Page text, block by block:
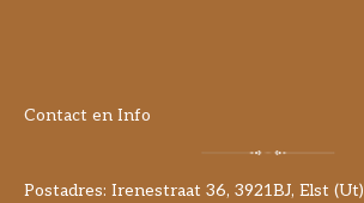
Contact en Info
Postadres: Irenestraat 36, 3921BJ, Elst (Ut)